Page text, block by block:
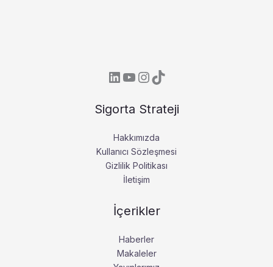
Sigorta Strateji
Hakkımızda
Kullanıcı Sözleşmesi
Gizlilik Politikası
İletişim
İçerikler
Haberler
Makaleler